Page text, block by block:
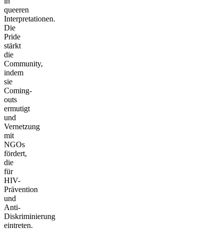
queeren
Interpretationen.
Die
Pride
stärkt
die
Community,
indem
sie
Coming-
outs
ermutigt
und
Vernetzung
mit
NGOs
fördert,
die
für
HIV-
Prävention
und
Anti-
Diskriminierung
eintreten.